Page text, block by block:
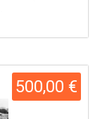
500,00 €